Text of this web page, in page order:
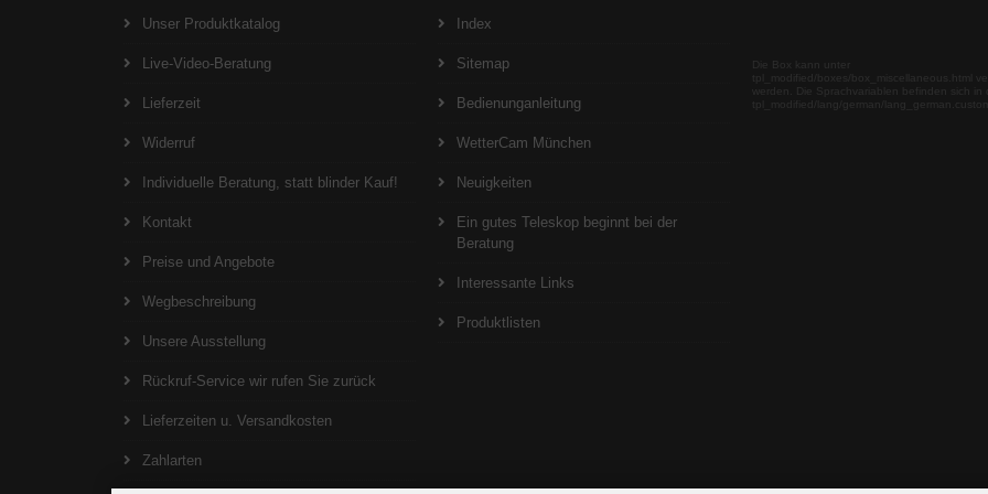
Unser Produktkatalog
Live-Video-Beratung
Lieferzeit
Widerruf
Individuelle Beratung, statt blinder Kauf!
Kontakt
Preise und Angebote
Wegbeschreibung
Unsere Ausstellung
Rückruf-Service wir rufen Sie zurück
Lieferzeiten u. Versandkosten
Zahlarten
Index
Sitemap
Bedienunganleitung
WetterCam München
Neuigkeiten
Ein gutes Teleskop beginnt bei der
Beratung
Interessante Links
Produktlisten
Die Box kann unter
tpl_modified/boxes/box_miscellaneous.html
werden. Die Sprachvariablen befinden sich in